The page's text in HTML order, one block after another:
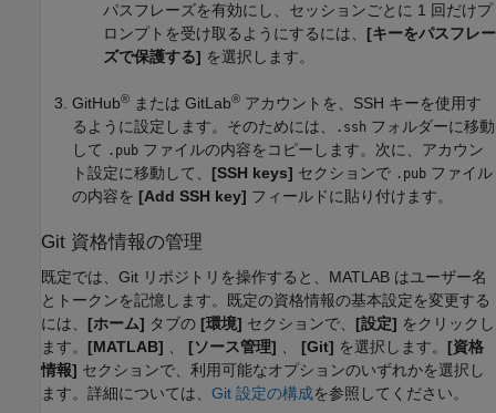
パスフレーズを有効にし、セッションごとに 1 回だけプ
ロンプトを受け取るようにするには、 [キーをパスフレー
ズで保護する] を選択します。
GitHub® または GitLab® アカウントを、SSH キーを使用す
るように設定します。そのためには、
.ssh フォルダーに移動
して
.pub ファイルの内容をコピーします。次に、アカウン
ト設定に移動して、 [SSH keys] セクションで .pub ファイル
の内容を [Add SSH key] フィールドに貼り付けます。
Git 資格情報の管理
既定では、Git リポジトリを操作すると、MATLAB はユーザー名
とトークンを記憶します。既定の資格情報の基本設定を変更する
には、 [ホーム] タブの [環境] セクションで、 [設定] をクリックし
ます。 [MATLAB] [ソース管理] [Git] を選択します。 [資格
情報] セクションで、利用可能なオプションのいずれかを選択し
ます。詳細については、 Git 設定の構成を参照してください。